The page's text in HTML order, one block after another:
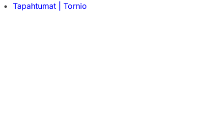
Tapahtumat | Tornio